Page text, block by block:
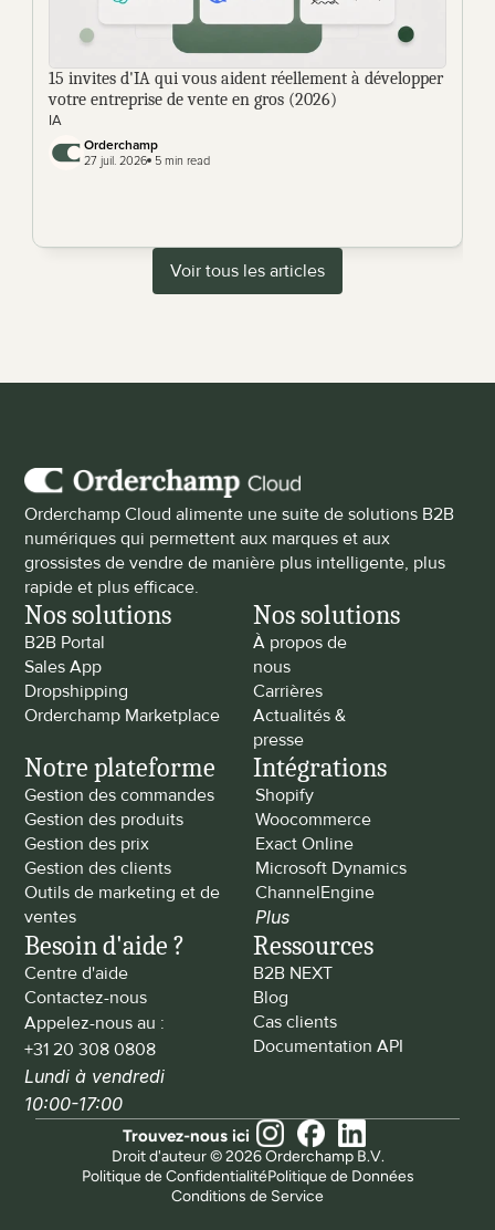
15 invites d'IA qui vous aident réellement à développer
votre entreprise de vente en gros (2026)
IA
Orderchamp
27 juil. 2026 5 min read
Voir tous les articles
Orderchamp Cloud alimente une suite de solutions B2B
numériques qui permettent aux marques et aux
grossistes de vendre de manière plus intelligente, plus
rapide et plus efficace.
Nos solutions
B2B Portal
Sales App
Dropshipping
Orderchamp Marketplace
Nos solutions
À propos de
nous
Carrières
Actualités &
presse
Notre plateforme
Gestion des commandes
Gestion des produits
Gestion des prix
Gestion des clients
Outils de marketing et de
ventes
Intégrations
Shopify
Woocommerce
Exact Online
Microsoft Dynamics
ChannelEngine
Plus
Besoin d'aide ?
Centre d'aide
Contactez-nous
Appelez-nous au :
+31 20 308 0808
Lundi à vendredi
10:00-17:00
Ressources
B2B NEXT
Blog
Cas clients
Documentation API
Droit d'auteur © 2026 Orderchamp B.V.
Conditions de Service
Politique de ConfidentialitéPolitique de Données
Trouvez-nous ici